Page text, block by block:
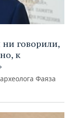
говорили,
к
Фаяза